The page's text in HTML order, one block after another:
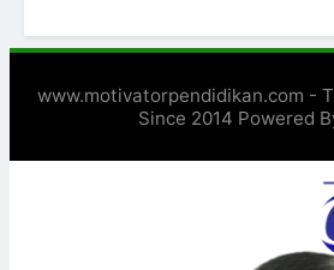
www.motivatorpendidikan.com -
Since 2014 Powered